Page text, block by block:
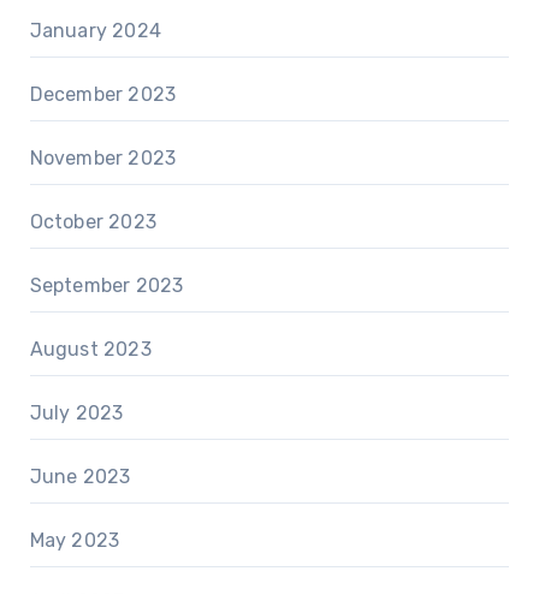
January 2024
December 2023
November 2023
October 2023
September 2023
August 2023
July 2023
June 2023
May 2023